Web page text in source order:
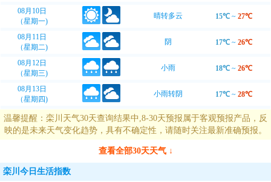
08月10日
（星期一)
晴转多云 15℃ ~ 27℃
08月11日
（星期二)
阴 17℃ ~ 26℃
08月12日
（星期三)
小雨 18℃ ~ 26℃
08月13日
（星期四)
小雨转阴 17℃ ~ 28℃
温馨提醒：栾川天气30天查询结果中,8-30天预报属于客观预报产品，反
映的是未来天气变化趋势，具有不确定性，请随时关注最新准确预报。
查看全部30天天气 ↓
栾川今日生活指数